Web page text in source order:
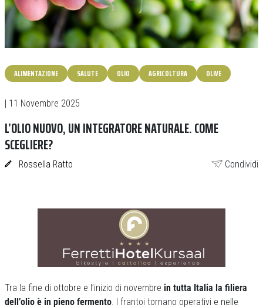
ALIMENTAZIONE SALUTE OLIO AGRICOLTURA OLIVE
| 11 Novembre 2025
L’OLIO NUOVO, UN INTEGRATORE NATURALE. COME
SCEGLIERE?
Rossella Ratto Condividi
Tra la fine di ottobre e l’inizio di novembre in tutta Italia la filiera
dell’olio è in pieno fermento. I frantoi tornano operativi e nelle